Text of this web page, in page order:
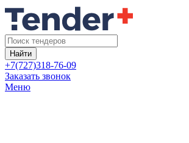
Найти
+7(727)318-76-09
Заказать звонок
Меню